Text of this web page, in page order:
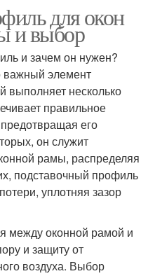
для окон
и выбор
и зачем он нужен?
элемент
выполняет несколько
правильное
его
он служит
рамы, распределяя
подставочный профиль
уплотняя зазор
между оконной рамой и
и защиту от
воздуха. Выбор